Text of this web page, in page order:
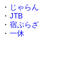
・ じゃらん
・ JTB
・ 宿ぷらざ
・ 一休